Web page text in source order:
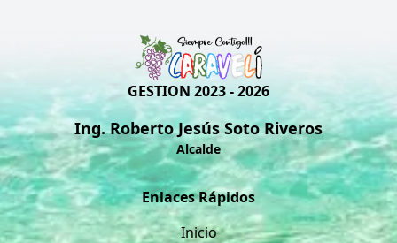
GESTION 2023 - 2026
Ing. Roberto Jesús Soto Riveros
Alcalde
Enlaces Rápidos
Inicio